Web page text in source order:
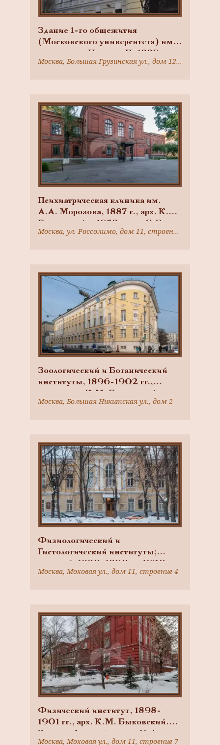
Здание 1-го общежития
(Московского университета) им.
императора Николая II, 1889 г.,
арх. К.М. Быковский. Здесь
В.И. Ленин
Москва, Большая Грузинская ул., дом 12, строение 2
Психиатрическая клиника им.
А.А. Морозова, 1887 г., арх. К.М.
Быковский; с 1938 г. им. С.С.
Корсакова, при Первом
годы работали выдающиеся врачи-
психиатры: В.П. Сербский, П.Б.
Ганнушкин, С.А. Суханов и др.
Москва, ул. Россолимо, дом 11, строение 9
Зоологический и Ботанический
институты, 1896-1902 гг.,
архитектор К.М. Быковский
Москва, Большая Никитская ул., дом 2
Физиологический и
Гистологический институты;
виварий, 1880-1890-е, 1920-
1950-е гг., арх. К.М. Быковский.
Московский государственный
университет им. М.В.
Ломоносова
Москва, Моховая ул., дом 11, строение 4
Физический институт, 1898-
1901 гг., арх. К.М. Быковский.
Здесь работали физики: И.А.
Москва, Моховая ул., дом 11, строение 7